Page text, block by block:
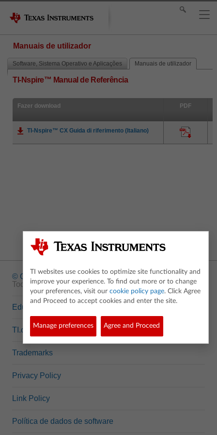
Manuais de utilizador
Software, Sistema Operativo e Aplicações Manuais de utilizador
TI-Nspire™ Manual de Referência
Fazer download PDF
TI-Nspire™ CX Guida di riferimento (Italiano)
© Copyright1995-2026 Texas Instruments Incorporated.
Todos os direitos reservados.
Education.TI.com
TI.com
Trademarks
Privacy Policy
Link Policy
Política de dados de software
TI websites use cookies to optimize site functionality and
improve your experience. To find out more or to change
your preferences, visit our cookie policy page. Click Agree
and Proceed to accept cookies and enter the site.
Manage preferences Agree and Proceed